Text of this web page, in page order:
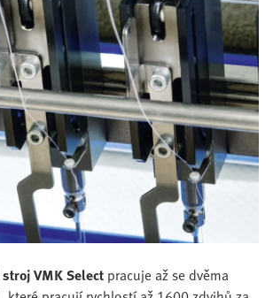
VMK Select pracuje až se dvěma